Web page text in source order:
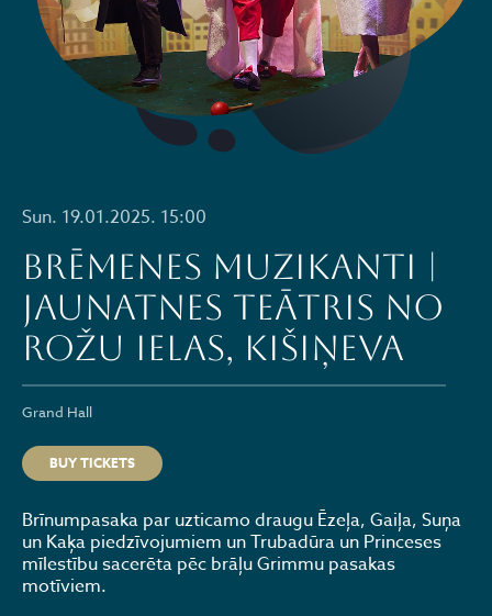
Sun. 19.01.2025. 15:00
BRĒMENES MUZIKANTI |
Jaunatnes teātris no
Rožu ielas, Kišiņeva
Grand Hall
BUY TICKETS
Brīnumpasaka par uzticamo draugu Ēzeļa, Gaiļa, Suņa
un Kaķa piedzīvojumiem un Trubadūra un Princeses
mīlestību sacerēta pēc brāļu Grimmu pasakas
motīviem.